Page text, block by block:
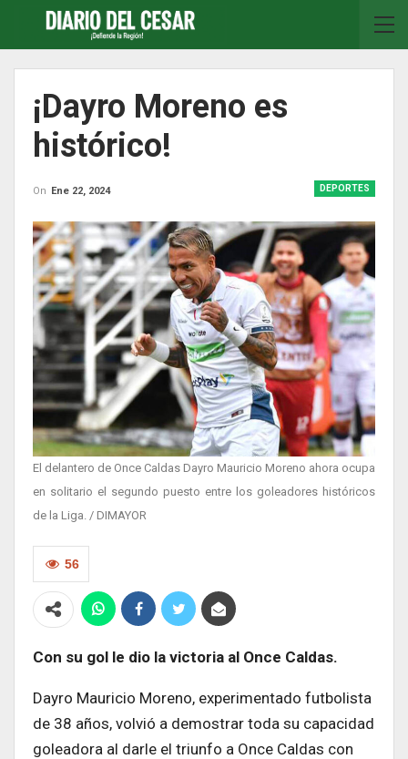
¡Dayro Moreno es
histórico!
DEPORTES
On Ene 22, 2024
El delantero de Once Caldas Dayro Mauricio Moreno ahora ocupa
en solitario el segundo puesto entre los goleadores históricos
de la Liga. / DIMAYOR
56
Con su gol le dio la victoria al Once Caldas.
Dayro Mauricio Moreno, experimentado futbolista
de 38 años, volvió a demostrar toda su capacidad
goleadora al darle el triunfo a Once Caldas con